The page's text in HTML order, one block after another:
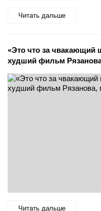
Читать дальше
«Это что за чвакающий
худший фильм
Читать дальше